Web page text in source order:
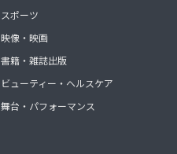
スポーツ
映像・映画
書籍・雑誌出版
ビューティー・ヘルスケア
舞台・パフォーマンス